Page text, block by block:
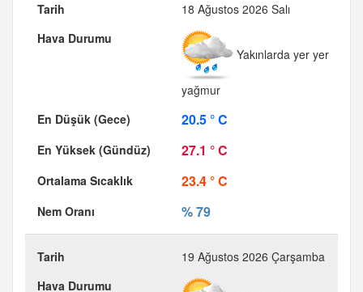
18 Ağustos 2026 Salı
Yakınlarda yer yer
yağmur
20.5 ° C
27.1 ° C
23.4 ° C
% 79
19 Ağustos 2026 Çarşamba